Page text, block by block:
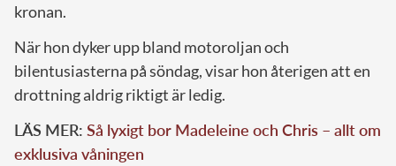
kronan.
När hon dyker upp bland motoroljan och
bilentusiasterna på söndag, visar hon återigen att en
drottning aldrig riktigt är ledig.
LÄS MER: Så lyxigt bor Madeleine och Chris – allt om
exklusiva våningen